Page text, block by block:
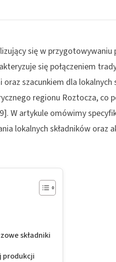
się w
się połączeniem
szacunkiem dla lokalnych
regionu Roztocza, co
W artykule omówimy
lokalnych składników oraz
składniki
produkcji